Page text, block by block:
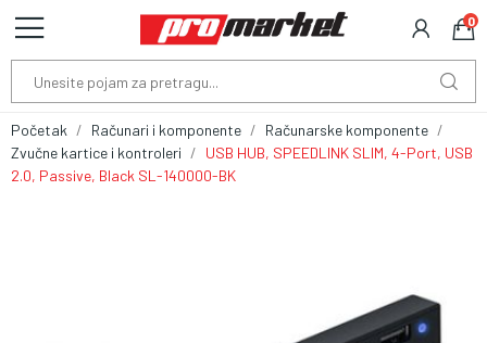
0
Početak Računari i komponente
Računarske komponente
Zvučne kartice i kontroleri
USB HUB, SPEEDLINK SLIM, 4-Port, USB
2.0, Passive, Black SL-140000-BK